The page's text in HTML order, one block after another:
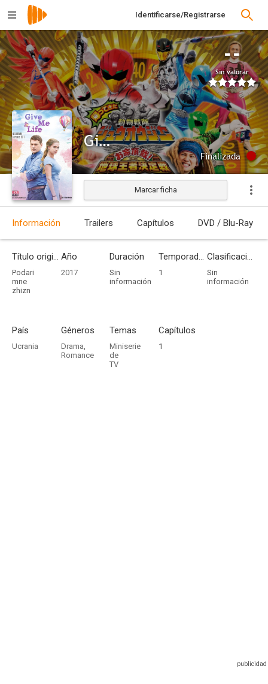
Identificarse/Registrarse
--
Sin valorar
Give Me Life
Finalizada
Marcar ficha
Información Trailers Capítulos DVD / Blu-Ray
Título original
Podari
mne
zhizn
Año
2017
Duración
Sin
información
Temporadas
1
Clasificación por edades
Sin
información
País
Ucrania
Géneros
Drama,
Romance
Temas
Miniserie
de
TV
Capítulos
1